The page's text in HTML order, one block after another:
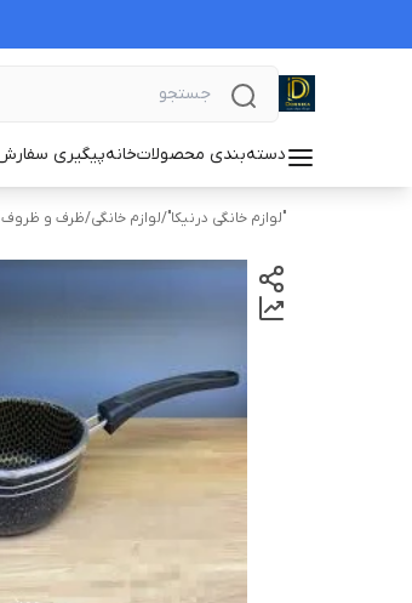
دسته‌بندی محصولاتخانهپیگیری
"لوازم خانگی درنیکا"/لوازم خانگی/ظرف و ظروف